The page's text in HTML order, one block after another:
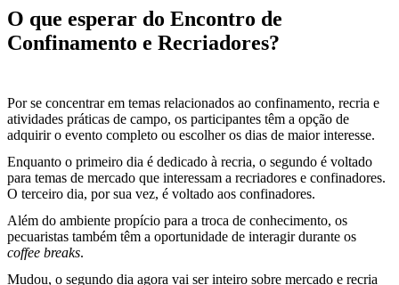
O que esperar do Encontro de
Confinamento e Recriadores?
Por se concentrar em temas relacionados ao confinamento, recria e
atividades práticas de campo, os participantes têm a opção de
adquirir o evento completo ou escolher os dias de maior interesse.
Enquanto o primeiro dia é dedicado à recria, o segundo é voltado
para temas de mercado que interessam a recriadores e confinadores.
O terceiro dia, por sua vez, é voltado aos confinadores.
Além do ambiente propício para a troca de conhecimento, os
pecuaristas também têm a oportunidade de interagir durante os
coffee breaks.
Mudou, o segundo dia agora vai ser inteiro sobre mercado e recria